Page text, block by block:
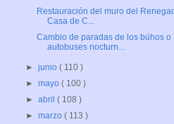
Restauración del muro del
Casa de C...
Cambio de paradas de los búhos o
autobuses nocturn...
►junio( 110 )
►mayo( 100 )
►abril( 108 )
►marzo( 113 )